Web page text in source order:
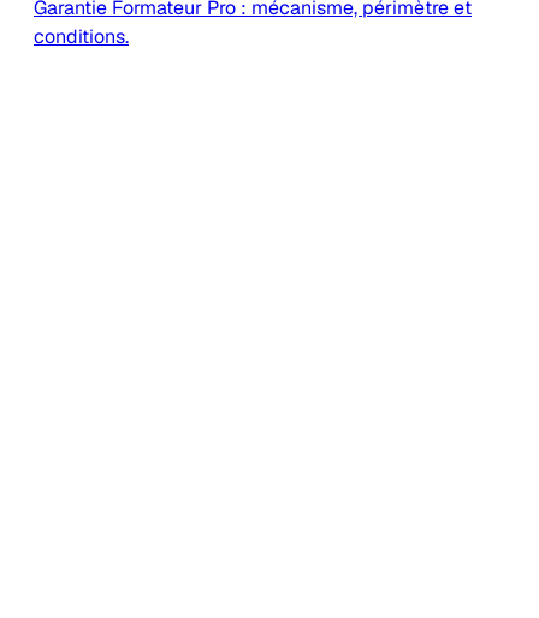
Garantie Formateur Pro : mécanisme, périmètre et
conditions.